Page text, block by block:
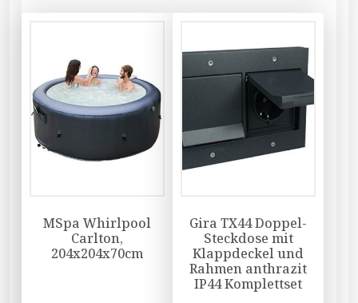
MSpa Whirlpool
Carlton,
204x204x70cm
Gira TX44 Doppel-
Steckdose mit
Klappdeckel und
Rahmen anthrazit
IP44 Komplettset